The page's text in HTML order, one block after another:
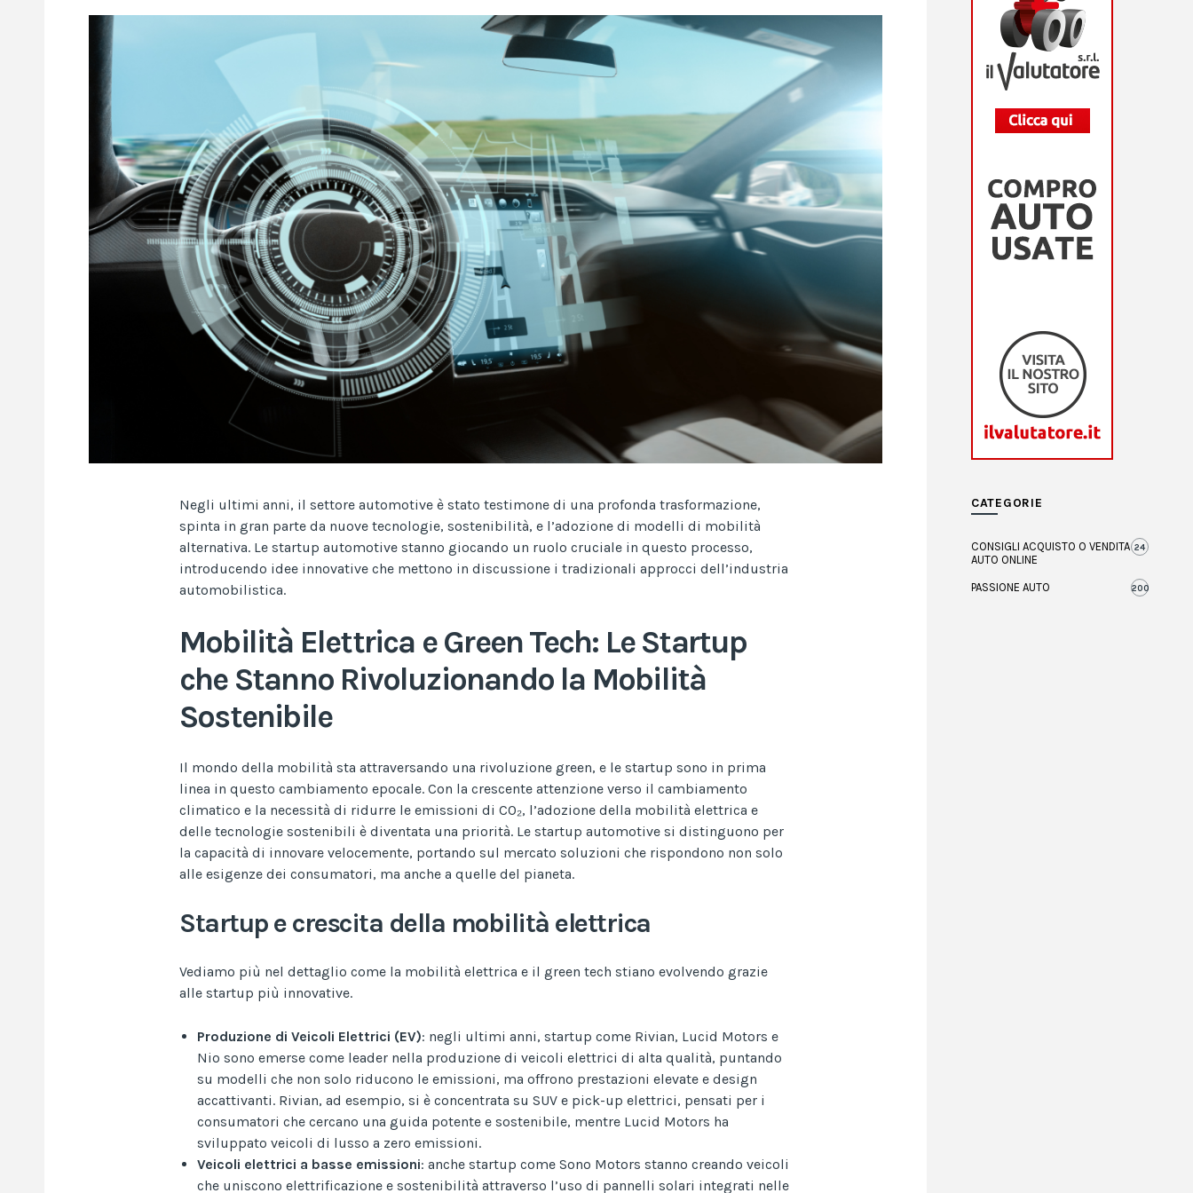
Negli ultimi anni, il settore automotive è stato testimone di una profonda trasformazione,
spinta in gran parte da nuove tecnologie, sostenibilità, e l’adozione di modelli di mobilità
alternativa. Le startup automotive stanno giocando un ruolo cruciale in questo processo,
introducendo idee innovative che mettono in discussione i tradizionali approcci dell’industria
automobilistica.
Mobilità Elettrica e Green Tech: Le Startup
che Stanno Rivoluzionando la Mobilità
Sostenibile
Il mondo della mobilità sta attraversando una rivoluzione green, e le startup sono in prima
linea in questo cambiamento epocale. Con la crescente attenzione verso il cambiamento
climatico e la necessità di ridurre le emissioni di CO₂, l’adozione della mobilità elettrica e
delle tecnologie sostenibili è diventata una priorità. Le startup automotive si distinguono per
la capacità di innovare velocemente, portando sul mercato soluzioni che rispondono non solo
alle esigenze dei consumatori, ma anche a quelle del pianeta.
Startup e crescita della mobilità elettrica
Vediamo più nel dettaglio come la mobilità elettrica e il green tech stiano evolvendo grazie
alle startup più innovative.
Produzione di Veicoli Elettrici (EV): negli ultimi anni, startup come Rivian, Lucid Motors e
Nio sono emerse come leader nella produzione di veicoli elettrici di alta qualità, puntando
su modelli che non solo riducono le emissioni, ma offrono prestazioni elevate e design
accattivanti. Rivian, ad esempio, si è concentrata su SUV e pick-up elettrici, pensati per i
consumatori che cercano una guida potente e sostenibile, mentre Lucid Motors ha
sviluppato veicoli di lusso a zero emissioni.
Veicoli elettrici a basse emissioni: anche startup come Sono Motors stanno creando veicoli
che uniscono elettrificazione e sostenibilità attraverso l’uso di pannelli solari integrati nelle
CATEGORIE
CONSIGLI ACQUISTO O VENDITA
AUTO ONLINE
24
PASSIONE AUTO 200